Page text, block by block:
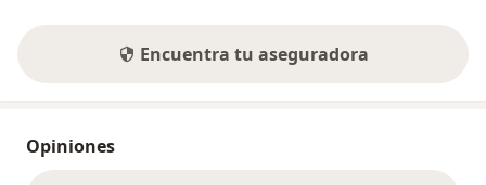
Encuentra tu aseguradora
Opiniones